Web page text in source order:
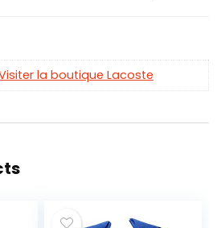
la boutique Lacoste